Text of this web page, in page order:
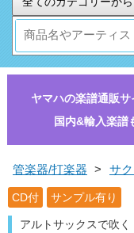
ヤマハの楽譜通販サ
国内&輸入楽譜
管楽器/打楽器 > サ
CD付 サンプル有り
アルトサックスで吹く